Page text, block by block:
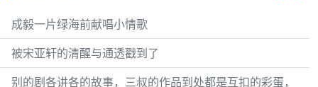
成毅一片绿海前献唱小情歌
被宋亚轩的清醒与通透戳到了
别的剧各讲各的故事，三叔的作品到处都是互扣的彩蛋，